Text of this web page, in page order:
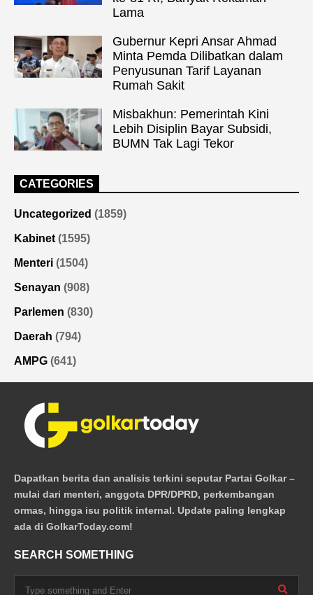
Lama
Gubernur Kepri Ansar Ahmad
Minta Pemda Dilibatkan dalam
Penyusunan Tarif Layanan
Rumah Sakit
Misbakhun: Pemerintah Kini
Lebih Disiplin Bayar Subsidi,
BUMN Tak Lagi Tekor
CATEGORIES
Uncategorized (1859)
Kabinet (1595)
Menteri (1504)
Senayan (908)
Parlemen (830)
Daerah (794)
AMPG (641)
Dapatkan berita dan analisis terkini seputar Partai Golkar –
mulai dari menteri, anggota DPR/DPRD, perkembangan
ormas, hingga isu politik internal. Update paling lengkap
ada di GolkarToday.com!
SEARCH SOMETHING